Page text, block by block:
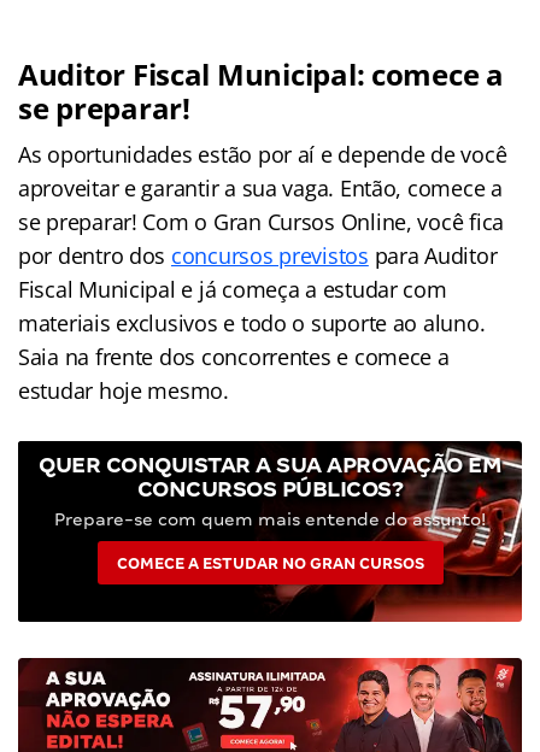
Auditor Fiscal Municipal: comece a
se preparar!
As oportunidades estão por aí e depende de você
aproveitar e garantir a sua vaga. Então, comece a
se preparar! Com o Gran Cursos Online, você fica
por dentro dos concursos previstos para Auditor
Fiscal Municipal e já começa a estudar com
materiais exclusivos e todo o suporte ao aluno.
Saia na frente dos concorrentes e comece a
estudar hoje mesmo.
QUER CONQUISTAR A SUA APROVAÇÃO EM
CONCURSOS PÚBLICOS?
Prepare-se com quem mais entende do assunto!
COMECE A ESTUDAR NO GRAN CURSOS